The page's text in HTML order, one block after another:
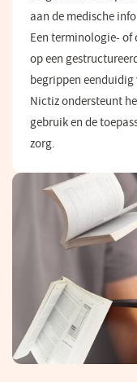
aan de medische
Een terminologie- of
op een
begrippen
Nictiz ondersteunt
gebruik en de
zorg.